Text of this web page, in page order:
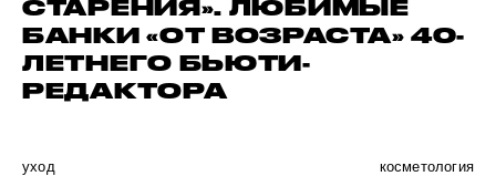
СТАРЕНИЯ». ЛЮБИМЫЕ
БАНКИ «ОТ ВОЗРАСТА» 40-
ЛЕТНЕГО БЬЮТИ-
РЕДАКТОРА
уход косметология